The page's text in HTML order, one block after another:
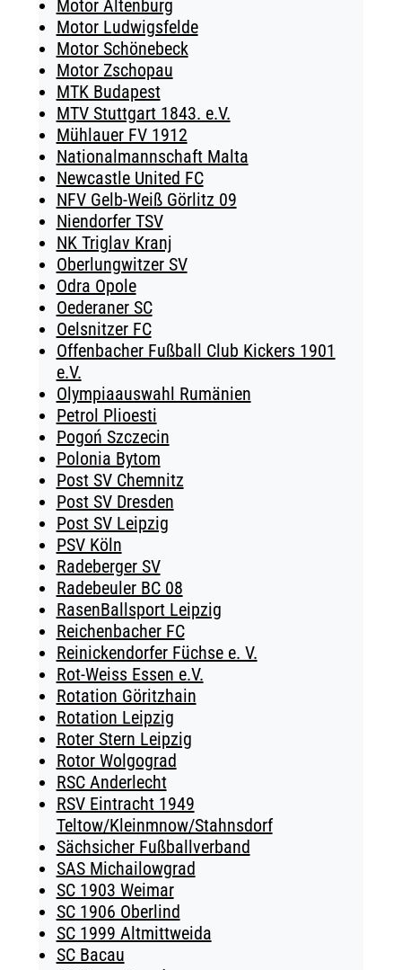
Motor Altenburg
Motor Ludwigsfelde
Motor Schönebeck
Motor Zschopau
MTK Budapest
MTV Stuttgart 1843. e.V.
Mühlauer FV 1912
Nationalmannschaft Malta
Newcastle United FC
NFV Gelb-Weiß Görlitz 09
Niendorfer TSV
NK Triglav Kranj
Oberlungwitzer SV
Odra Opole
Oederaner SC
Oelsnitzer FC
Offenbacher Fußball Club Kickers 1901
e.V.
Olympiaauswahl Rumänien
Petrol Plioesti
Pogoń Szczecin
Polonia Bytom
Post SV Chemnitz
Post SV Dresden
Post SV Leipzig
PSV Köln
Radeberger SV
Radebeuler BC 08
RasenBallsport Leipzig
Reichenbacher FC
Reinickendorfer Füchse e. V.
Rot-Weiss Essen e.V.
Rotation Göritzhain
Rotation Leipzig
Roter Stern Leipzig
Rotor Wolgograd
RSC Anderlecht
RSV Eintracht 1949
Teltow/Kleinmnow/Stahnsdorf
Sächsicher Fußballverband
SAS Michailowgrad
SC 1903 Weimar
SC 1906 Oberlind
SC 1999 Altmittweida
SC Bacau